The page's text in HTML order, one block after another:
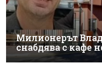
Милионерът
снабдява с кафе